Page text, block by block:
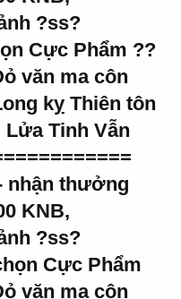
?ss?
Cực Phẩm ??
văn ma côn
kỵ Thiên tôn
Lửa Tinh Vẫn
nhận thưởng
KNB,
?ss?
Cực Phẩm
văn ma côn